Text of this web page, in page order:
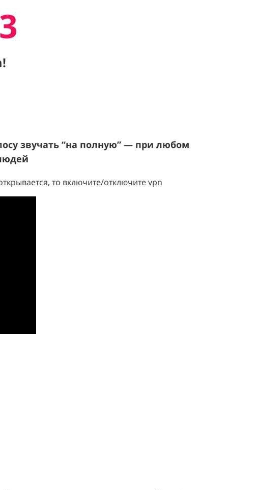
звучать “на полную” — при любом
то включите/отключите vpn